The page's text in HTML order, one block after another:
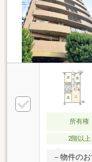
所有権
2階以上
－物件の